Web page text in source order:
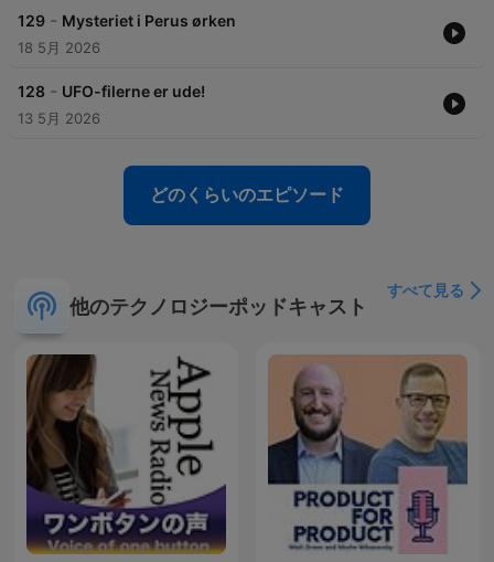
129 - Mysteriet i Perus ørken
18 5月 2026
128 - UFO-filerne er ude!
13 5月 2026
どのくらいのエピソード
他のテクノロジーポッドキャスト
すべて見る